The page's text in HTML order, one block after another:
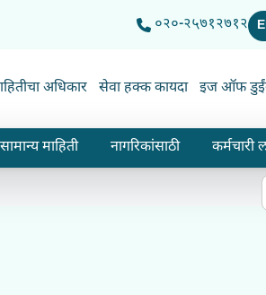
०२०-२५७१२७१२
अधिकार सेवा हक्क कायदा इज ऑफ
सामान्य माहिती नागरिकांसाठी कर्मचारी